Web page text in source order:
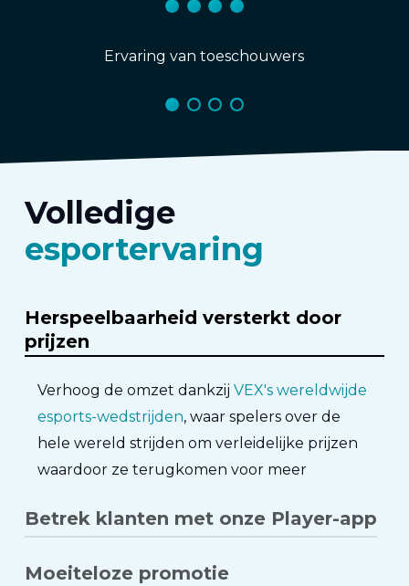
Ervaring van toeschouwers
Volledige
esportervaring
Herspeelbaarheid versterkt door
prijzen
Verhoog de omzet dankzij VEX's wereldwijde
esports-wedstrijden, waar spelers over de
hele wereld strijden om verleidelijke prijzen
waardoor ze terugkomen voor meer
Betrek klanten met onze Player-app
Vergroot de betrokkenheid van klanten met
Moeiteloze promotie